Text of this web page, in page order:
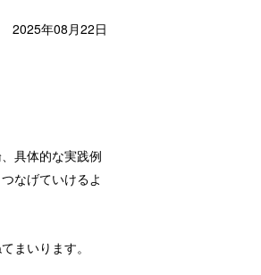
2025年08月22日
具体的な実践例
なげていけるよ
まいります。